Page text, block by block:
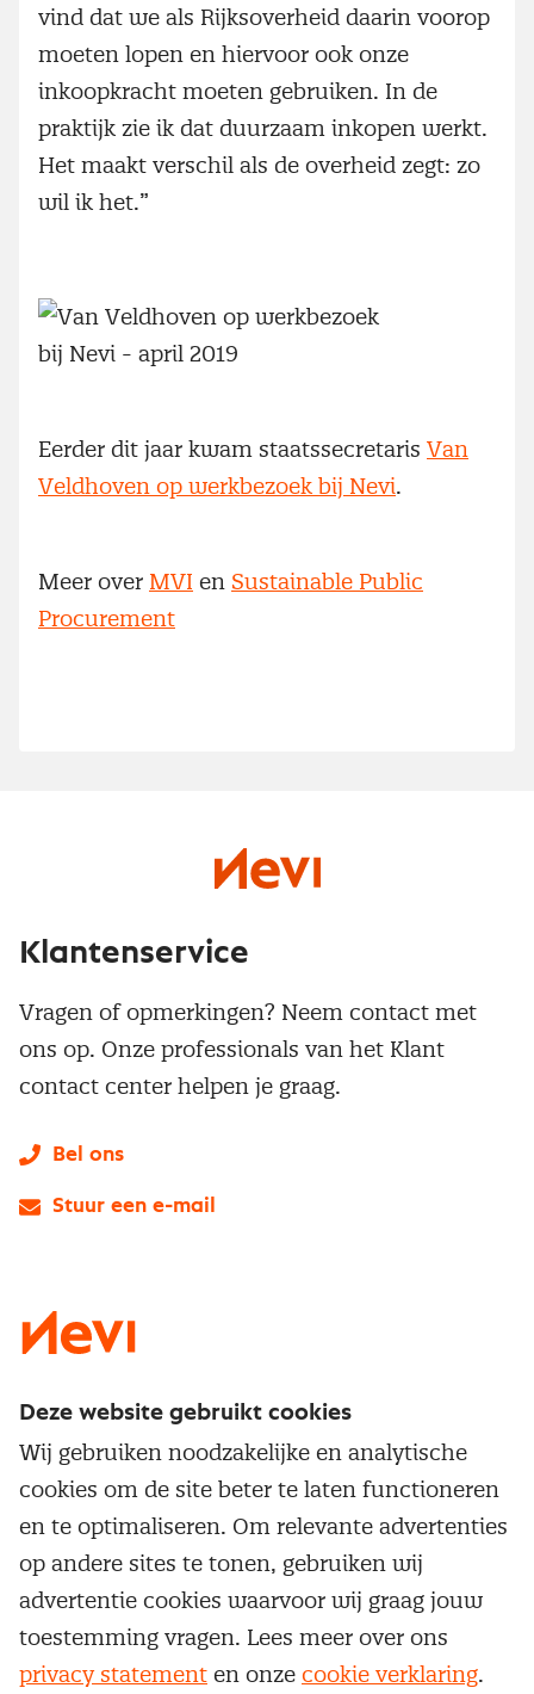
vind dat we als Rijksoverheid daarin voorop
moeten lopen en hiervoor ook onze
inkoopkracht moeten gebruiken. In de
praktijk zie ik dat duurzaam inkopen werkt.
Het maakt verschil als de overheid zegt: zo
wil ik het.”
Eerder dit jaar kwam staatssecretaris Van
Veldhoven op werkbezoek bij Nevi.
Meer over MVI en Sustainable Public
Procurement
Service & contact
Over inkoop
Netwerk en communities
Aanmelden nieuwsbrief
Word lid van Nevi
Populaire thema's
Aanbesteden
Contractmanagement
Kostenmanagement
Onderhandelen
Opleidingen en trainingen
Trainingen
Opleidingen
Klantenservice
Vragen of opmerkingen? Neem contact met
ons op. Onze professionals van het Klant
contact center helpen je graag.
Bel ons
Stuur een e-mail
Cookievoorkeuren beherenOnzealgemene
Deze website gebruikt cookies
Wij gebruiken noodzakelijke en analytische
cookies om de site beter te laten functioneren
en te optimaliseren. Om relevante advertenties
op andere sites te tonen, gebruiken wij
advertentie cookies waarvoor wij graag jouw
toestemming vragen. Lees meer over ons
privacy statement en onze cookie verklaring.